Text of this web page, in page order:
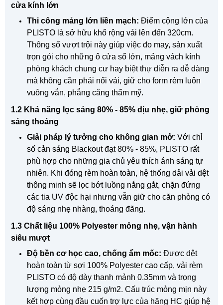
cửa kính lớn
Thi công mảng lớn liền mạch: Điểm cộng lớn của
PLISTO là sở hữu khổ rộng vải lên đến 320cm.
Thông số vượt trội này giúp việc đo may, sản xuất
trọn gói cho những ô cửa sổ lớn, mảng vách kính
phòng khách chung cư hay biệt thự diễn ra dễ dàng
mà không cần phải nối vải, giữ cho form rèm luôn
vuông vắn, phẳng căng thẩm mỹ.
1.2 Khả năng lọc sáng 80% - 85% dịu nhẹ, giữ phòng
sáng thoáng
Giải pháp lý tưởng cho không gian mở: Với chỉ
số cản sáng Blackout đạt 80% - 85%, PLISTO rất
phù hợp cho những gia chủ yêu thích ánh sáng tự
nhiên. Khi đóng rèm hoàn toàn, hệ thống dải vải dệt
thông minh sẽ lọc bớt luồng nắng gắt, chặn đứng
các tia UV độc hại nhưng vẫn giữ cho căn phòng có
độ sáng nhẹ nhàng, thoáng đãng.
1.3 Chất liệu 100% Polyester mỏng nhẹ, vận hành
siêu mượt
Độ bền cơ học cao, chống ẩm mốc: Được dệt
hoàn toàn từ sợi 100% Polyester cao cấp, vải rèm
PLISTO có độ dày thanh mảnh 0.35mm và trọng
lượng mỏng nhẹ 215 g/m2. Cấu trúc mỏng mịn này
kết hợp cùng đầu cuốn trợ lực của hãng HC giúp hệ